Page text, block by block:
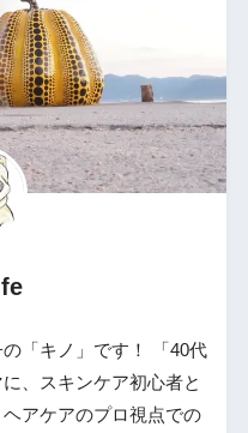
「キノ」です！ 「40代
、スキンケア初心者と
アケアのプロ視点での